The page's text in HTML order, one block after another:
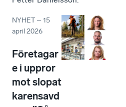
NYHET –15
april 2026
Företagar
e i uppror
mot slopat
karensavd